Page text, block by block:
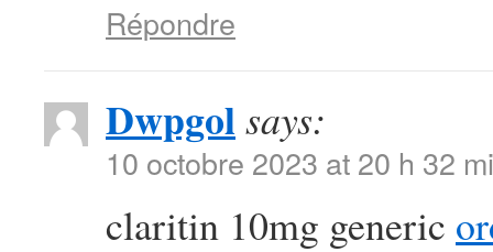
Répondre
Dwpgolsays:
10 octobre 2023 at 20 h 32
claritin 10mg generic